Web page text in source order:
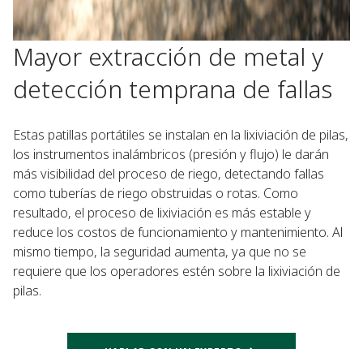
Mayor extracción de metal y
detección temprana de fallas
Estas patillas portátiles se instalan en la lixiviación de pilas,
los instrumentos inalámbricos (presión y flujo) le darán
más visibilidad del proceso de riego, detectando fallas
como tuberías de riego obstruidas o rotas. Como
resultado, el proceso de lixiviación es más estable y
reduce los costos de funcionamiento y mantenimiento. Al
mismo tiempo, la seguridad aumenta, ya que no se
requiere que los operadores estén sobre la lixiviación de
pilas.